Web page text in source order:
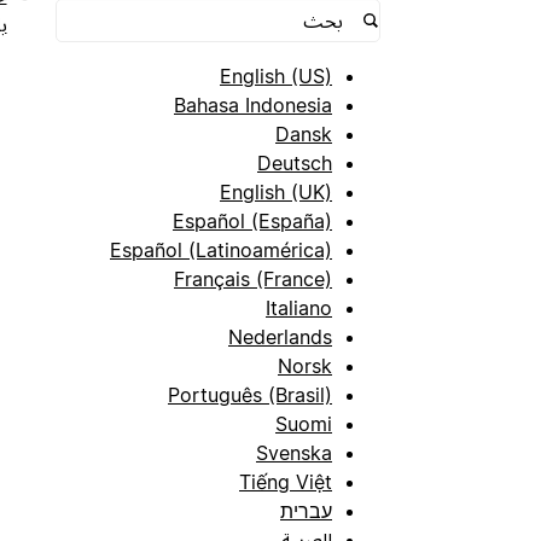
English (US)
Bahasa Indonesia
Dansk
Deutsch
English (UK)
Español (España)
Español (Latinoamérica)
Français (France)
Italiano
Nederlands
Norsk
Português (Brasil)
Suomi
Svenska
Tiếng Việt
עברית